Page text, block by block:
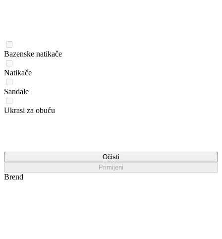
Bazenske natikače
Natikače
Sandale
Ukrasi za obuću
Očisti
Primijeni
Brend